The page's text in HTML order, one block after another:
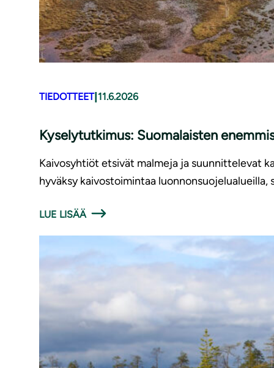
TIEDOTTEET| 11.6.2026
Kyselytutkimus: Suomalaisten
Kaivosyhtiöt etsivät malmeja ja suunnittelevat
hyväksy kaivostoimintaa
LUE LISÄÄ